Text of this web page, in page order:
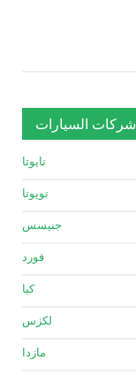
شركات السيارات
تايوتا
تويوتا
جنيسس
فورد
كيا
لكزس
مازدا